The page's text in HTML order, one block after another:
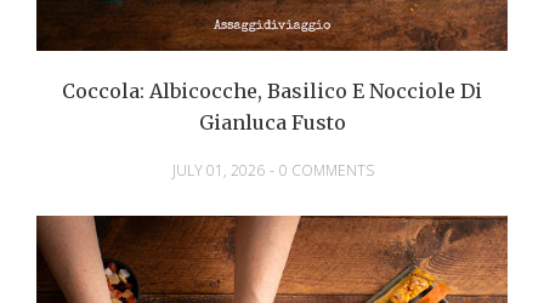
Coccola: Albicocche, Basilico E Nocciole Di
Gianluca Fusto
JULY 01, 2026 - 0 COMMENTS